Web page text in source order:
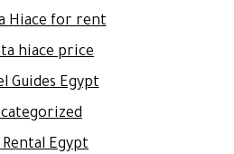
Hiace for rent
hiace price
Guides Egypt
Rental Egypt